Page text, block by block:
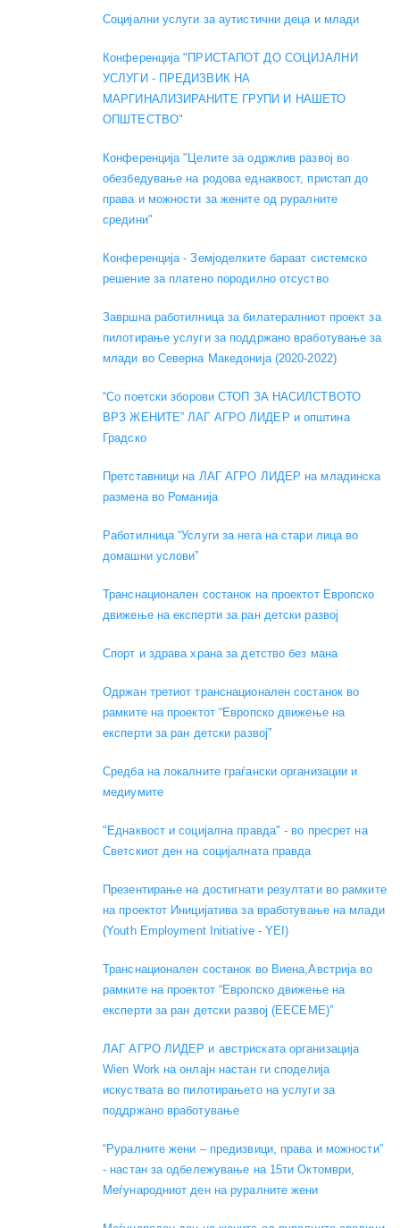
Социјални услуги за аутистични деца и млади
Конференција "ПРИСТАПОТ ДО СОЦИЈАЛНИ
УСЛУГИ - ПРЕДИЗВИК НА
МАРГИНАЛИЗИРАНИТЕ ГРУПИ И НАШЕТО
ОПШТЕСТВО"
Конференција "Целите за одржлив развој во
обезбедување на родова еднаквост, пристап до
права и можности за жените од руралните
средини"
Конференција - Земјоделките бараат системско
решение за платено породилно отсуство
Завршна работилница за билатералниот проект за
пилотирање услуги за поддржано вработување за
млади во Северна Македонија (2020-2022)
“Со поетски зборови СТОП ЗА НАСИЛСТВОТО
ВРЗ ЖЕНИТЕ” ЛАГ АГРО ЛИДЕР и општина
Градско
Претставници на ЛАГ АГРО ЛИДЕР на младинска
размена во Романија
Работилница “Услуги за нега на стари лица во
домашни услови”
Транснационален состанок на проектот Европско
движење на експерти за ран детски развој
Спорт и здрава храна за детство без мана
Одржан третиот транснационален состанок во
рамките на проектот “Европско движење на
експерти за ран детски развој”
Средба на локалните граѓански организации и
медиумите
"Еднаквост и социјална правда" - во пресрет на
Светскиот ден на социјалната правда
Презентирање на достигнати резултати во рамките
на проектот Иницијатива за вработување на млади
(Youth Employment Initiative - YEI)
Транснационален состанок во Виена,Австрија во
рамките на проектот “Европско движење на
експерти за ран детски развој (EECEME)”
ЛАГ АГРО ЛИДЕР и австриската организација
Wien Work на онлајн настан ги споделија
искуствата во пилотирањето на услуги за
поддржано вработување
“Руралните жени – предизвици, права и можности”
- настан за одбележување на 15ти Октомври,
Меѓународниот ден на руралните жени